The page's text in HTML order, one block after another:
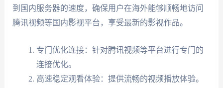
到国内服务器的速度，确保用户在海外能够顺畅地访问
腾讯视频等国内影视平台，享受最新的影视作品。
专门优化连接：针对腾讯视频等平台进行专门的
连接优化。
高速稳定观看体验：提供流畅的视频播放体验。